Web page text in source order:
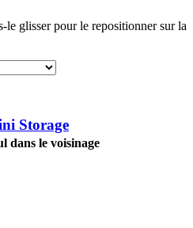
le glisser pour le repositionner sur la
Storage
dans le voisinage